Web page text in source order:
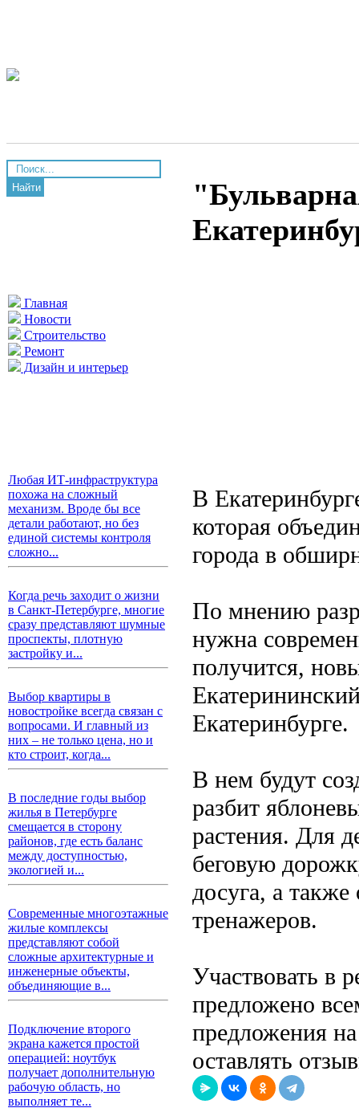
Найти
Главная
Новости
Строительство
Ремонт
Дизайн и интерьер
Любая ИТ-инфраструктура
похожа на сложный
механизм. Вроде бы все
детали работают, но без
единой системы контроля
сложно...
Когда речь заходит о жизни
в Санкт-Петербурге, многие
сразу представляют шумные
проспекты, плотную
застройку и...
Выбор квартиры в
новостройке всегда связан с
вопросами. И главный из
них – не только цена, но и
кто строит, когда...
В последние годы выбор
жилья в Петербурге
смещается в сторону
районов, где есть баланс
между доступностью,
экологией и...
Современные многоэтажные
жилые комплексы
представляют собой
сложные архитектурные и
инженерные объекты,
объединяющие в...
Подключение второго
экрана кажется простой
операцией: ноутбук
получает дополнительную
рабочую область, но
выполняет те...
В
которая
города в
По мнению
нужна
получится,
Екатеринбурге.
В нем будут
разбит
растения. Для
беговую
досуга, а также
тренажеров.
Участвовать в
предложено
предложения
оставлять